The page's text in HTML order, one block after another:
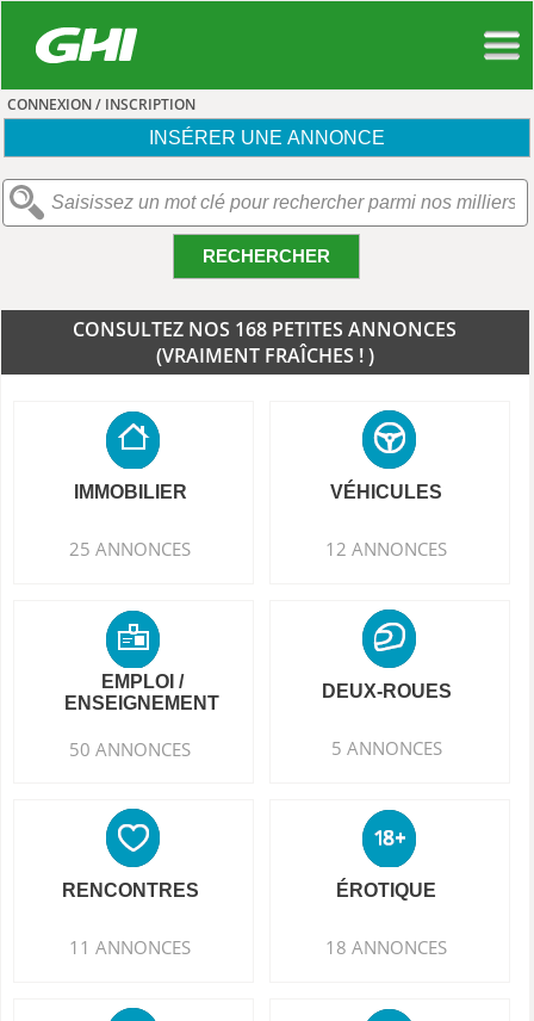
CONNEXION / INSCRIPTION
CONSULTEZ NOS 168 PETITES ANNONCES
(VRAIMENT FRAÎCHES ! )
IMMOBILIER
25 ANNONCES
VÉHICULES
12 ANNONCES
EMPLOI /
ENSEIGNEMENT
50 ANNONCES
DEUX-ROUES
5 ANNONCES
RENCONTRES
11 ANNONCES
ÉROTIQUE
18 ANNONCES
INSÉRER UNE ANNONCE
RECHERCHER